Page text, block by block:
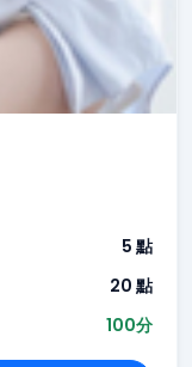
5 點
20 點
100分